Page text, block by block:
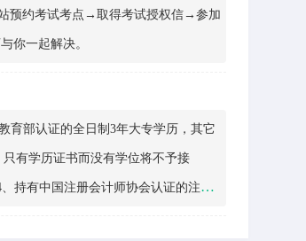
预约考试考点→取得考试授权信→参加
你一起解决。
部认证的全日制3年大专学历，其它
有学历证书而没有学位将不予接
有中国注册会计师协会认证的注册